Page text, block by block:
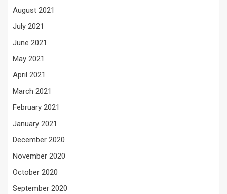
August 2021
July 2021
June 2021
May 2021
April 2021
March 2021
February 2021
January 2021
December 2020
November 2020
October 2020
September 2020